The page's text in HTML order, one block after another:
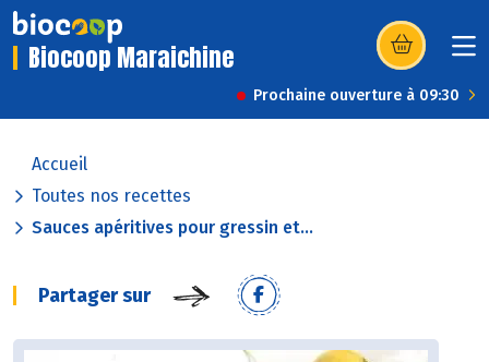
Biocoop Maraichine (s’ouvre dans
Prochaine ouverture à 09:30
Accueil
Toutes nos recettes
Sauces apéritives pour gressin et...
Partager sur